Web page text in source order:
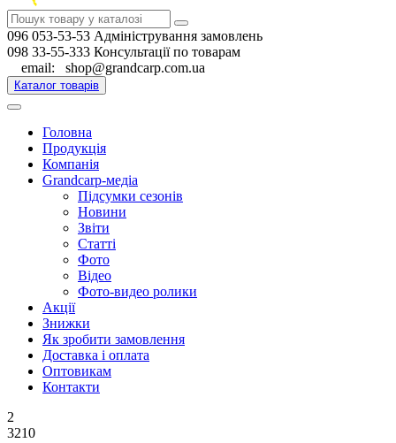
096 053-53-53 Адміністрування замовлень
098 33-55-333 Консультації по товарам
email: shop@grandcarp.com.ua
Каталог товарів
Головна
Продукція
Компанія
Grandcarp-медіа
Підсумки сезонів
Новини
Звіти
Статті
Фото
Відео
Фото-видео ролики
Акції
Знижки
Як зробити замовлення
Доставка і оплата
Оптовикам
Контакти
2
3210